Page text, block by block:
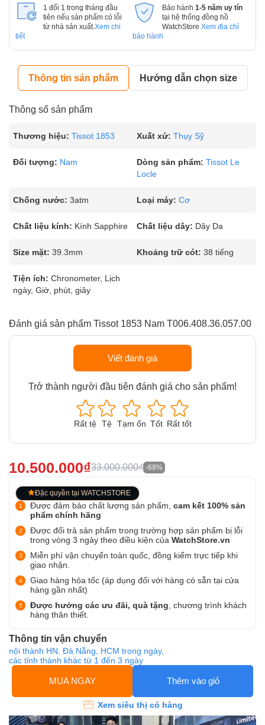
1 đổi 1 trong tháng đầu
tiên nếu sản phẩm có lỗi
từ nhà sản xuất. Xem chi
tiết
Bảo hành 1-5 năm uy tín
tại hệ thống đồng hồ
WatchStore Xem địa chỉ
bảo hành
Thông tin sản phẩm Hướng dẫn chọn size
Thông số sản phẩm
Thương hiệu: Tissot 1853 Xuất xứ: Thụy Sỹ
Đối tượng: Nam Dòng sản phẩm: Tissot Le
Locle
Chống nước: 3atm Loại máy: Cơ
Chất liệu kính: Kính Sapphire Chất liệu dây: Dây Da
Size mặt: 39.3mm Khoảng trữ cót: 38 tiếng
Tiện ích: Chronometer, Lịch
ngày, Giờ, phút, giây
Đánh giá sản phẩm Tissot 1853 Nam T006.408.36.057.00
Viết đánh giá
Trở thành người đầu tiên đánh giá cho sản phẩm!
Rất tệ Tệ Tạm ổn Tốt Rất tốt
10.500.000₫33.000.000₫ -68%
Đặc quyền tại WATCHSTORE
Được đảm bảo chất lượng sản phẩm, cam kết 100% sản
phẩm chính hãng
Được đổi trả sản phẩm trong trường hợp sản phẩm bị lỗi
trong vòng 3 ngày theo điều kiện của WatchStore.vn
Miễn phí vận chuyển toàn quốc, đồng kiểm trực tiếp khi
giao nhận.
Giao hàng hỏa tốc (áp dụng đối với hàng có sẵn tại cửa
hàng gần nhất)
Được hưởng các ưu đãi, quà tặng , chương trình khách
hàng thân thiết.
Thông tin vận chuyển
nội thành HN, Đà Nẵng, HCM trong ngày,
các tỉnh thành khác từ 1 đến 3 ngày
MUA NGAY Thêm vào giỏ
Xem siêu thị có hàng